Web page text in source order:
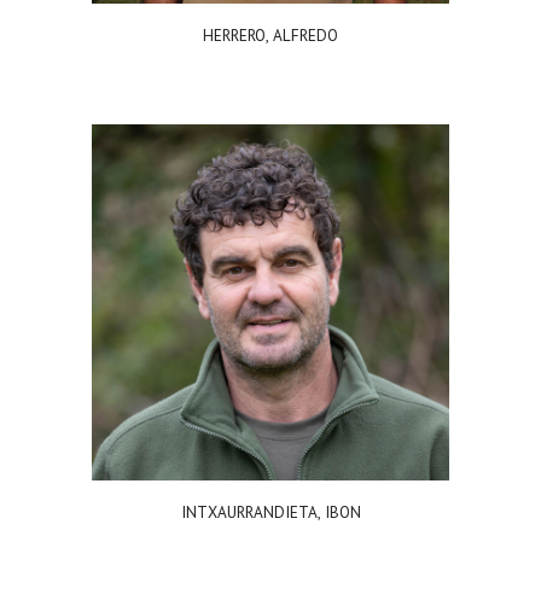
HERRERO, ALFREDO
INTXAURRANDIETA, IBON